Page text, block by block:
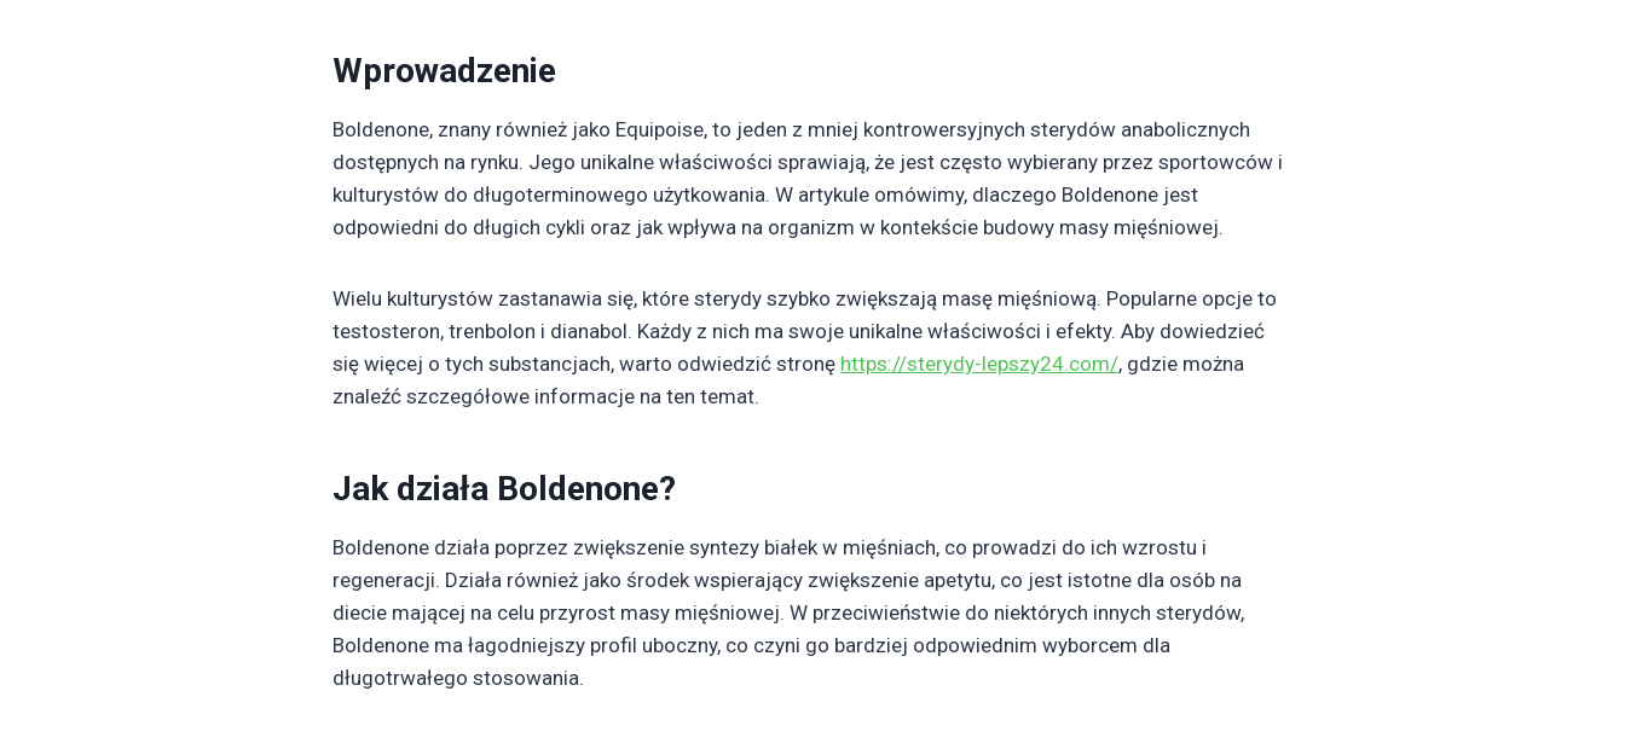
Wprowadzenie
Boldenone, znany również jako Equipoise, to jeden z mniej kontrowersyjnych sterydów anabolicznych
dostępnych na rynku. Jego unikalne właściwości sprawiają, że jest często wybierany przez sportowców i
kulturystów do długoterminowego użytkowania. W artykule omówimy, dlaczego Boldenone jest
odpowiedni do długich cykli oraz jak wpływa na organizm w kontekście budowy masy mięśniowej.
Wielu kulturystów zastanawia się, które sterydy szybko zwiększają masę mięśniową. Popularne opcje to
testosteron, trenbolon i dianabol. Każdy z nich ma swoje unikalne właściwości i efekty. Aby dowiedzieć
się więcej o tych substancjach, warto odwiedzić stronę https://sterydy-lepszy24.com/, gdzie można
znaleźć szczegółowe informacje na ten temat.
Jak działa Boldenone?
Boldenone działa poprzez zwiększenie syntezy białek w mięśniach, co prowadzi do ich wzrostu i
regeneracji. Działa również jako środek wspierający zwiększenie apetytu, co jest istotne dla osób na
diecie mającej na celu przyrost masy mięśniowej. W przeciwieństwie do niektórych innych sterydów,
Boldenone ma łagodniejszy profil uboczny, co czyni go bardziej odpowiednim wyborcem dla
długotrwałego stosowania.